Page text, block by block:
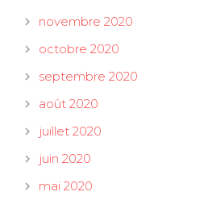
novembre 2020
octobre 2020
septembre 2020
août 2020
juillet 2020
juin 2020
mai 2020